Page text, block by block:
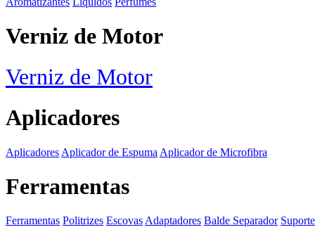
Verniz de Motor
Verniz de Motor
Aplicadores
Aplicadores Aplicador de Espuma Aplicador de Microfibra
Ferramentas
Ferramentas Politrizes Escovas Adaptadores Balde Separador